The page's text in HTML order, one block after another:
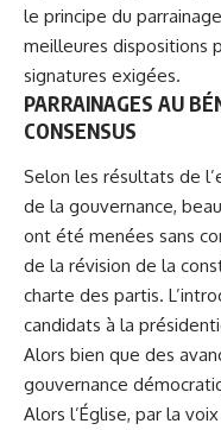
le principe du
meilleures dispositions
signatures exigées.
PARRAINAGES AU
CONSENSUS
Selon les résultats de
de la gouvernance,
ont été menées sans
de la révision de la
charte des partis.
candidats à la
Alors bien que des
gouvernance
Alors l’Église, par la